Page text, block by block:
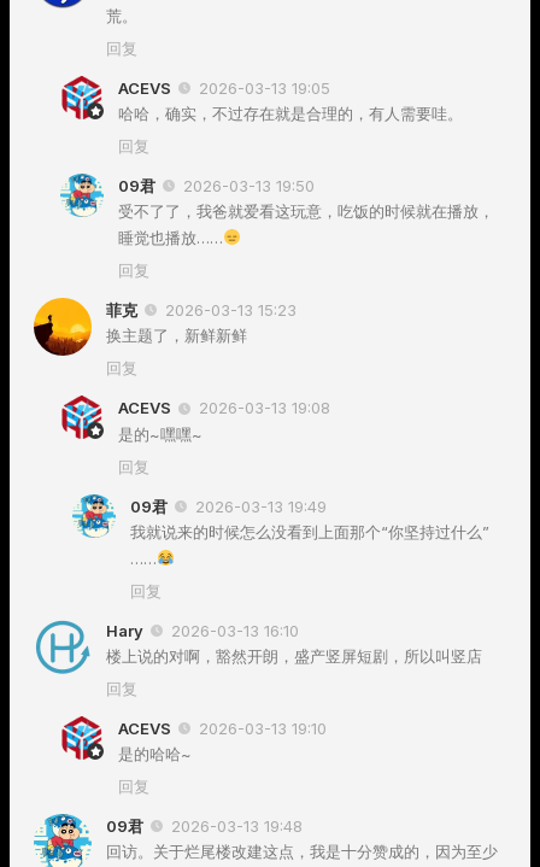
荒。
回复
ACEVS
2026-03-13 19:05
哈哈，确实，不过存在就是合理的，有人需要哇。
回复
09君
2026-03-13 19:50
受不了了，我爸就爱看这玩意，吃饭的时候就在播放，
睡觉也播放……
回复
菲克
2026-03-13 15:23
换主题了，新鲜新鲜
回复
ACEVS
2026-03-13 19:08
是的~嘿嘿~
回复
09君
2026-03-13 19:49
我就说来的时候怎么没看到上面那个“你坚持过什么”
……
回复
Hary
2026-03-13 16:10
楼上说的对啊，豁然开朗，盛产竖屏短剧，所以叫竖店
回复
ACEVS
2026-03-13 19:10
是的哈哈~
回复
09君
2026-03-13 19:48
回访。关于烂尾楼改建这点，我是十分赞成的，因为至少